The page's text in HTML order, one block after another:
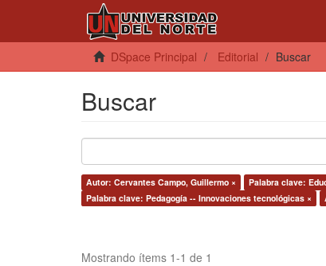
DSpace Principal Editorial Buscar
Buscar
Autor: Cervantes Campo, Guillermo × Palabra clave:
Palabra clave: Pedagogía -- Innovaciones tecnológicas ×
Mostrando ítems 1-1 de 1